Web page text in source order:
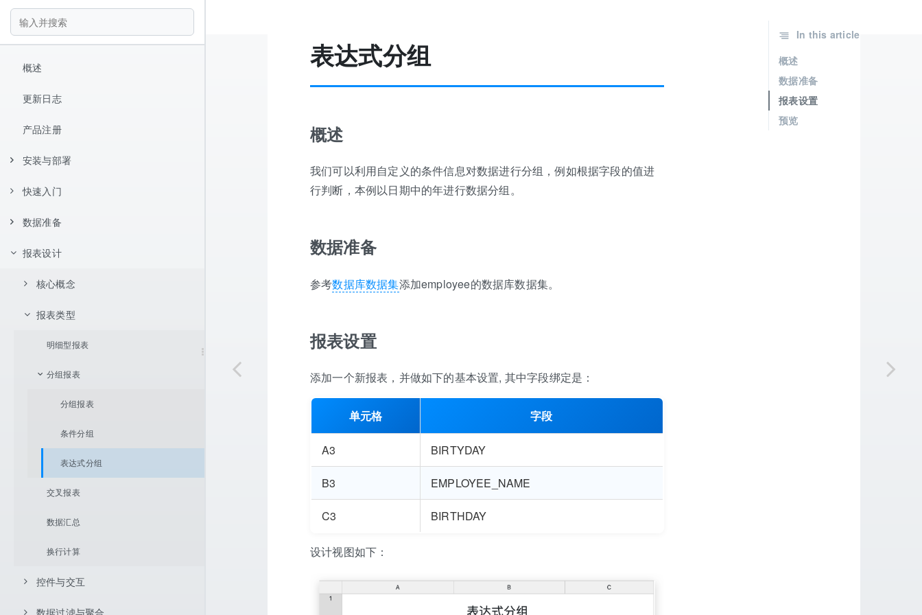
概述
更新日志
产品注册
安装与部署
安装
快速入门
Hello World
报表设计器
快捷键
页面设置
报表设置
数据准备
数据源配置
JDBC 数据源
JNDI 数据源
用户自定义 java.sql.DataSource
服务器数据源
数据集管理
数据库数据集
服务器虚拟数据源数据集
存储过程数据集
内置数据集
Excel 导入
CSV 导入
计算字段
报表设计
核心概念
数据展开方式
不展开
向下展开
向右展开
单元格拉伸与内容自适应
父格设置
左父格
上父格
单元格坐标体系
相对坐标
绝对坐标
坐标条件
双向扩展单元格坐标
报表样式
通用设置
数据格式
单元格链接
内容渲染
条件渲染
字体扩展
字体扩展自定义渲染
参数机制
报表类型
明细型报表
分组报表
分组报表
条件分组
表达式分组
交叉报表
数据汇总
换行计算
控件与交互
控件支持
数据过滤与聚合
表达式分组
概述
我们可以利用自定义的条件信息对数据进行分组，例如根据字段的值进
行判断，本例以日期中的年进行数据分组。
数据准备
参考数据库数据集添加employee的数据库数据集。
报表设置
添加一个新报表，并做如下的基本设置, 其中字段绑定是：
单元格 字段
A3 BIRTYDAY
B3 EMPLOYEE_NAME
C3 BIRTHDAY
设计视图如下：
In this article
概述
数据准备
报表设置
预览